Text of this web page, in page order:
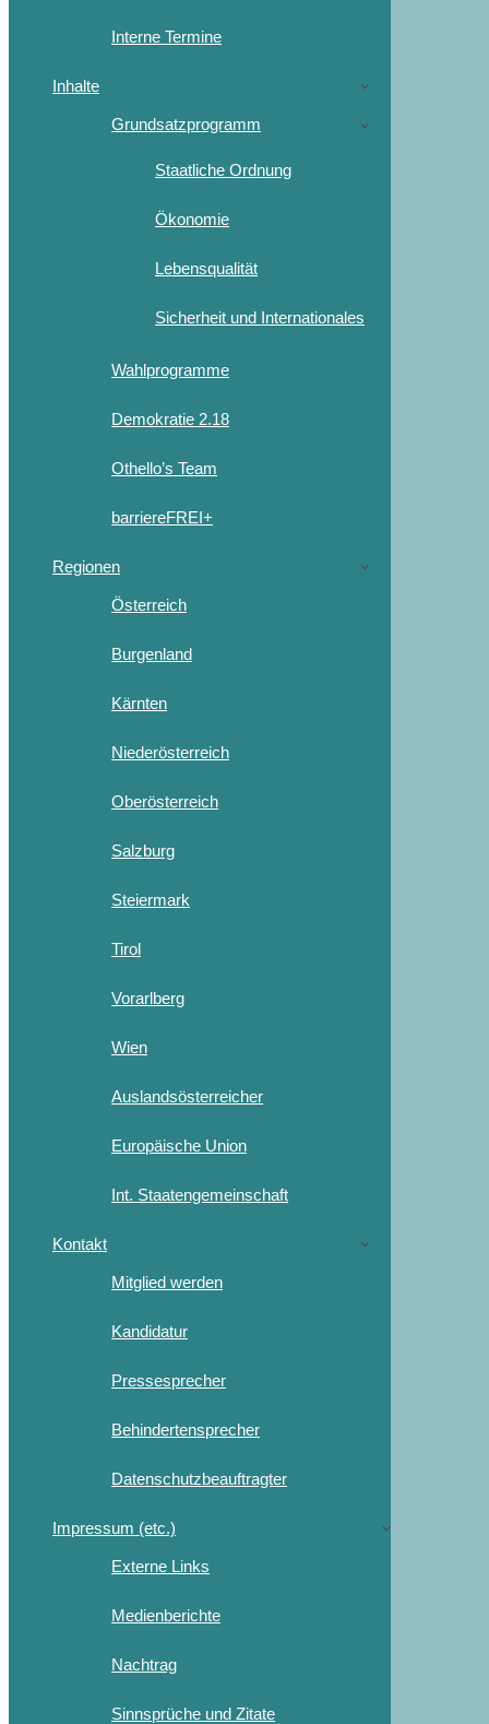
Interne Termine
Inhalte
Grundsatzprogramm
Staatliche Ordnung
Ökonomie
Lebensqualität
Sicherheit und Internationales
Wahlprogramme
Demokratie 2.18
Othello’s Team
barriereFREI+
Regionen
Österreich
Burgenland
Kärnten
Niederösterreich
Oberösterreich
Salzburg
Steiermark
Tirol
Vorarlberg
Wien
Auslandsösterreicher
Europäische Union
Int. Staatengemeinschaft
Kontakt
Mitglied werden
Kandidatur
Pressesprecher
Behindertensprecher
Datenschutzbeauftragter
Impressum (etc.)
Externe Links
Medienberichte
Nachtrag
Sinnsprüche und Zitate